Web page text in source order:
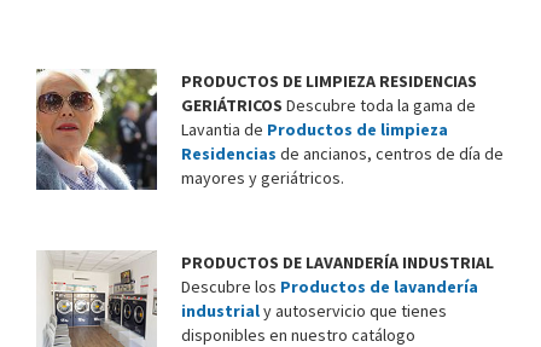
PRODUCTOS DE LIMPIEZA RESIDENCIAS
GERIÁTRICOS Descubre toda la gama de
Lavantia de Productos de limpieza
Residencias de ancianos, centros de día de
mayores y geriátricos.
PRODUCTOS DE LAVANDERÍA INDUSTRIAL
Descubre los Productos de lavandería
industrialy autoservicio que tienes
disponibles en nuestro catálogo